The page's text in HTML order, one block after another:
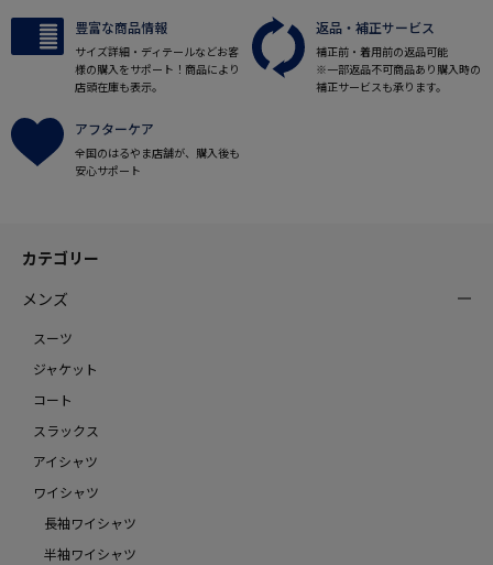
豊富な商品情報
サイズ詳細・ディテールなどお客
様の購入をサポート！商品により
店頭在庫も表示。
返品・補正サービス
補正前・着用前の返品可能
※一部返品不可商品あり購入時の
補正サービスも承ります。
アフターケア
全国のはるやま店舗が、購入後も
安心サポート
カテゴリー
メンズ
スーツ
ジャケット
コート
スラックス
アイシャツ
ワイシャツ
長袖ワイシャツ
半袖ワイシャツ